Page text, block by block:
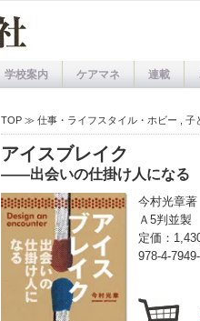
学校案内 ケアマネ 連載
TOP ≫ 仕事・ライフスタイル・ホビー 子
アイスブレイク
――出会いの仕掛け人になる
今村光章著
Ａ5判並
定価：
978-4-